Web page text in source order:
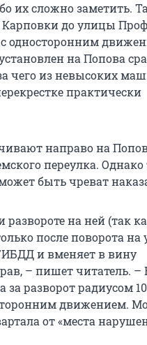
их сложно заметить.
до улицы
односторонним
на Попова
чего из невысоких
практически
направо на
переулка. Однако
быть чреват
на ней (так
после поворота на
и вменяет в вину
– пишет читатель. –
за разворот радиусом
движением.
от «места